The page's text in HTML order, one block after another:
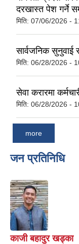
दरखास्त पेश गर्ने
मिति: 07/06/2026 -
सार्वजनिक सुनुवाई
मिति: 06/28/2026 -
सेवा करारमा
मिति: 06/28/2026 -
more
जन प्रतिनिधि
काजी बहादुर खड्का